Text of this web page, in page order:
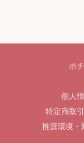
ポ
個人
特定商取
推奨環境・